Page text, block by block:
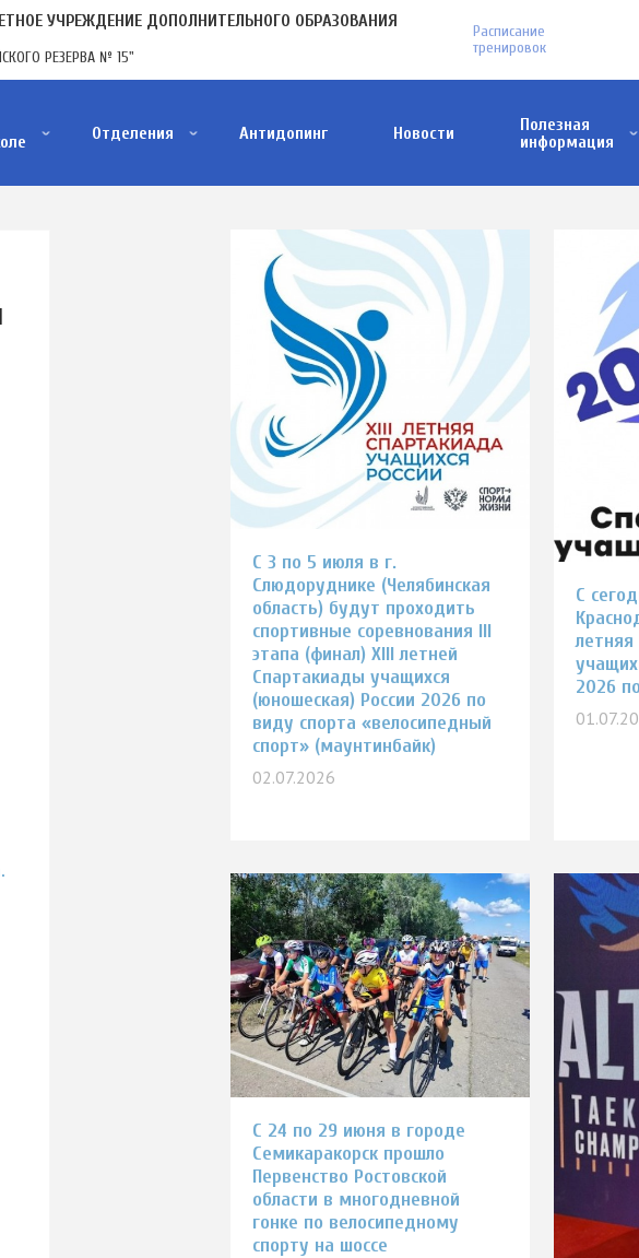
УЧРЕЖДЕНИЕ ДОПОЛНИТЕЛЬНОГО ОБРАЗОВАНИЯ
РЕЗЕРВА № 15"
Расписание
тренировок
Отделения Антидопинг Новости
Полезная
информация
С 3 по 5 июля в г.
Слюдоруднике (Челябинская
область) будут проходить
спортивные соревнования III
этапа (финал) XIII летней
Спартакиады учащихся
(юношеская) России 2026 по
виду спорта «велосипедный
спорт» (маунтинбайк)
02.07.2026
С
2026
С 24 по 29 июня в городе
Семикаракорск прошло
Первенство Ростовской
области в многодневной
гонке по велосипедному
спорту на шоссе